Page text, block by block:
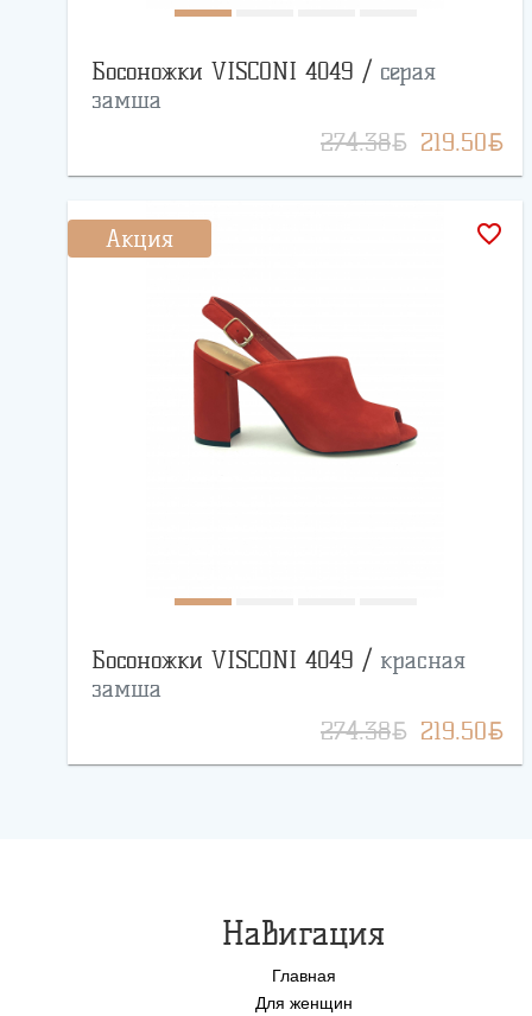
Босоножки VISCONI 4049 / серая
замша
274.38BYN 219.50BYN
Акция favorite_border
Босоножки VISCONI 4049 / красная
замша
274.38BYN 219.50BYN
Навигация
Главная
Для женщин